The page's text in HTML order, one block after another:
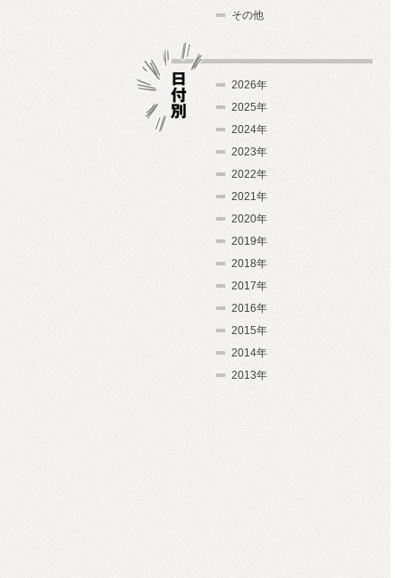
その他
2026年
2025年
2024年
2023年
2022年
2021年
2020年
2019年
2018年
2017年
2016年
2015年
2014年
2013年